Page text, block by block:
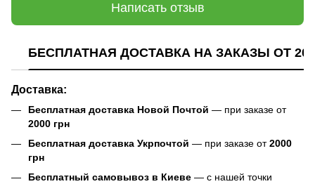
Написать отзыв
БЕСПЛАТНАЯ ДОСТАВКА НА ЗАКАЗЫ ОТ
Доставка:
Бесплатная доставка Новой Почтой — при заказе от
2000 грн
Бесплатная доставка Укрпочтой — при заказе от2000
грн
Бесплатный самовывоз в Киеве — с нашей точки